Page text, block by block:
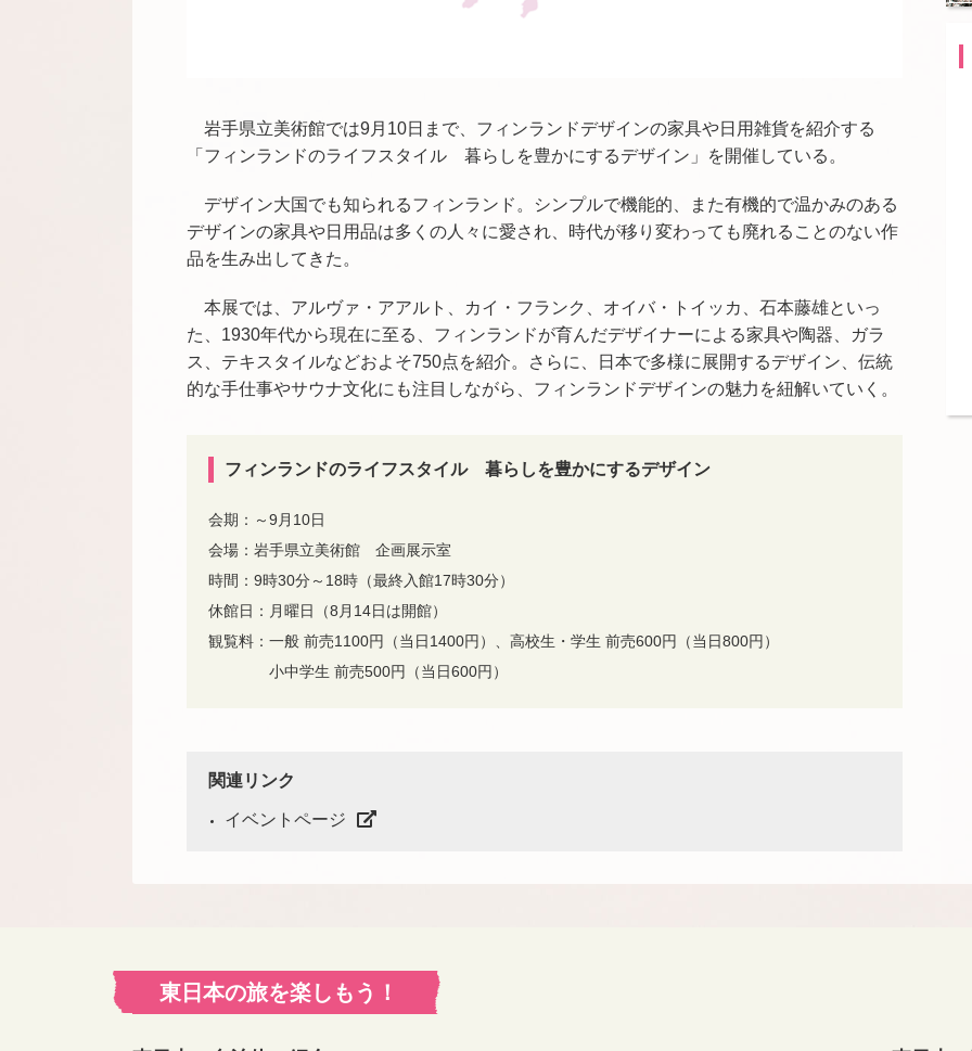
岩手県立美術館では9月10日まで、フィンランドデザインの家具や日用雑貨を紹介する
「フィンランドのライフスタイル 暮らしを豊かにするデザイン」を開催している。
デザイン大国でも知られるフィンランド。シンプルで機能的、また有機的で温かみのある
デザインの家具や日用品は多くの人々に愛され、時代が移り変わっても廃れることのない作
品を生み出してきた。
本展では、アルヴァ・アアルト、カイ・フランク、オイバ・トイッカ、石本藤雄といっ
た、1930年代から現在に至る、フィンランドが育んだデザイナーによる家具や陶器、ガラ
ス、テキスタイルなどおよそ750点を紹介。さらに、日本で多様に展開するデザイン、伝統
的な手仕事やサウナ文化にも注目しながら、フィンランドデザインの魅力を紐解いていく。
フィンランドのライフスタイル 暮らしを豊かにするデザイン
会期：～9月10日
会場：岩手県立美術館 企画展示室
時間：9時30分～18時（最終入館17時30分）
休館日：月曜日（8月14日は開館）
観覧料：一般 前売1100円（当日1400円）、高校生・学生 前売600円（当日800円）
小中学生 前売500円（当日600円）
関連リンク
イベントページ
東日本の旅を楽しもう！